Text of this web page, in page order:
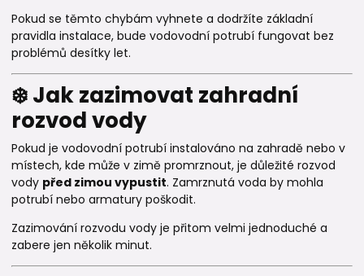
Pokud se těmto chybám vyhnete a dodržíte základní
pravidla instalace, bude vodovodní potrubí fungovat bez
problémů desítky let.
❄️ Jak zazimovat zahradní
rozvod vody
Pokud je vodovodní potrubí instalováno na zahradě nebo v
místech, kde může v zimě promrznout, je důležité rozvod
vody před zimou vypustit. Zamrznutá voda by mohla
potrubí nebo armatury poškodit.
Zazimování rozvodu vody je přitom velmi jednoduché a
zabere jen několik minut.